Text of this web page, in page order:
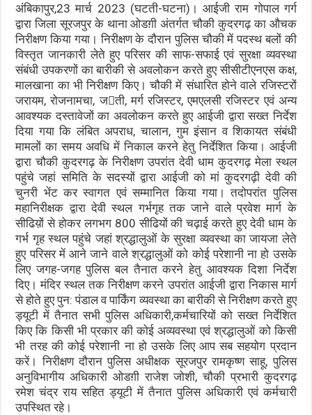
अंबिकापुर,23 मार्च 2023 (घटती-घटना)। आईजी राम गोपाल गर्ग
द्वारा जिला सूरजपुर के थाना ओडग़ी अंतर्गत चौकी कुदरगढ़ का औचक
निरीक्षण किया गया। निरीक्षण के दौरान पुलिस चौकी में पदस्थ बलों की
विस्तृत जानकारी लेते हुए परिसर की साफ-सफाई एवं सुरक्षा व्यवस्था
संबंधी उपकरणों का बारीकी से अवलोकन करते हुए सीसीटीएनएस कक्ष,
मालखाना का भी निरीक्षण किए। चौकी में संधारित होने वाले रजिस्टरों
जरायम, रोजनामचा, जती, मर्ग रजिस्टर, एमएलसी रजिस्टर एवं अन्य
आवश्यक दस्तावेजों का अवलोकन करते हुए आईजी द्वारा सख्त निर्देश
दिया गया कि लंबित अपराध, चालान, गुम इंसान व शिकायत संबंधी
मामलों का समय अवधि में निकाल करने हेतु निर्देशित किया। आईजी
द्वारा चौकी कुदरगढ़ के निरीक्षण उपरांत देवी धाम कुदरगढ़ मेला स्थल
पहुंचे जहां समिति के सदस्यों द्वारा आईजी को मां कुदरगढ़ी देवी की
चुनरी भेंट कर स्वागत एवं सम्मानित किया गया। तदोपरांत पुलिस
महानिरीक्षक द्वारा देवी स्थल गर्भगृह तक जाने वाले प्रवेश मार्ग के
सीढिय़ों से होकर लगभग 800 सीढियों की चढ़ाई करते हुए देवी धाम के
गर्भ गृह स्थल पहुंचे जहां श्रद्धालुओं के सुरक्षा व्यवस्था का जायजा लेते
हुए परिसर में आने जाने वाले श्रद्धालुओं को कोई परेशानी ना हो उसके
लिए जगह-जगह पुलिस बल तैनात करने हेतु आवश्यक दिशा निर्देश
दिए। मंदिर स्थल तक निरीक्षण करने उपरांत आईजी द्वारा निकास मार्ग
से होते हुए पुन: पंडाल व पार्किंग व्यवस्था का बारीकी से निरीक्षण करते हुए
ड्यूटी में तैनात सभी पुलिस अधिकारी,कर्मचारियों को सख्त निर्देशित
किए कि किसी भी प्रकार की कोई अव्यवस्था एवं श्रद्धालुओं को किसी
भी तरह की कोई परेशानी ना हो उसके लिए आप सब सहयोग प्रदान
करें। निरीक्षण दौरान पुलिस अधीक्षक सूरजपुर रामकृष्ण साहू, पुलिस
अनुविभागीय अधिकारी ओडग़ी राजेश जोशी, चौकी प्रभारी कुदरगढ़
रमेश चंद्र राय सहित ड्यूटी में तैनात पुलिस अधिकारी एवं कर्मचारी
उपस्थित रहे।